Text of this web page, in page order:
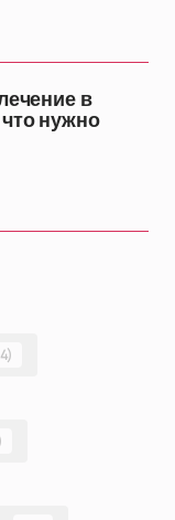
в
нужно